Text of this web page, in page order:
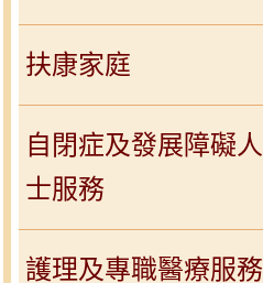
扶康家庭
自閉症及發展障礙人
士服務
護理及專職醫療服務